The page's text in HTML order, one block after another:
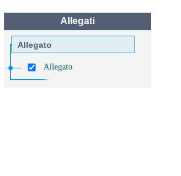
Allegati
Allegato
Allegato